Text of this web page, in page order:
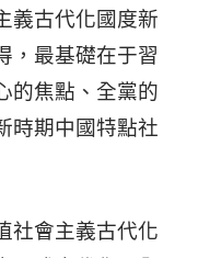
義古代化國度新
，最基礎在于習
的焦點、全黨的
時期中國特點社
社會主義古代化